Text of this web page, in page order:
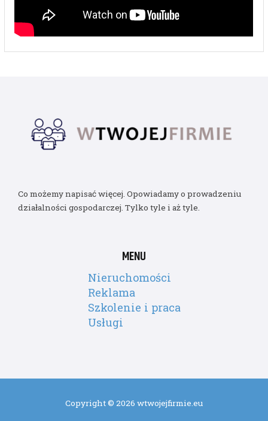
Co możemy napisać więcej. Opowiadamy o prowadzeniu
działalności gospodarczej. Tylko tyle i aż tyle.
MENU
Nieruchomości
Reklama
Szkolenie i praca
Usługi
Copyright © 2026 wtwojejfirmie.eu